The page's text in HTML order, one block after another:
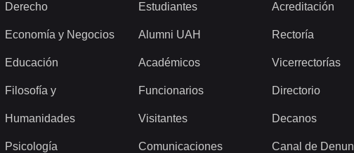
Derecho
Economía y Negocios
Educación
Filosofía y
Humanidades
Psicología
Estudiantes
Alumni UAH
Académicos
Funcionarios
Visitantes
Comunicaciones
Acreditación
Rectoría
Vicerrectorías
Directorio
Decanos
Canal de